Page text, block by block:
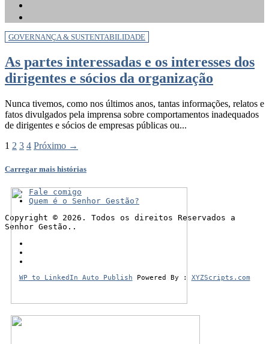
GOVERNANÇA & SUSTENTABILIDADE
As partes interessadas e os interesses dos
dirigentes e sócios da organização
Nunca tivemos, como nos últimos anos, tantas informações, relatos e
fatos divulgados pela imprensa sobre comportamentos inadequados
de dirigentes e sócios de empresas públicas ou...
1 2 3 4 Próximo →
Carregar mais histórias
Fale comigo
Quem é o Senhor Gestão?
Copyright © 2026. Todos os direitos Reservados a
Senhor Gestão..
WP to LinkedIn Auto Publish Powered By : XYZScripts.com